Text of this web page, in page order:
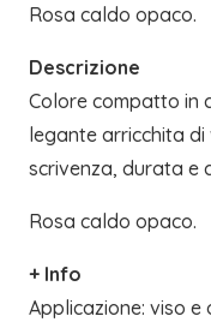
Rosa caldo opaco.
Descrizione
Colore compatto in
legante arricchita
scrivenza, durata e
Rosa caldo opaco.
+ Info
Applicazione: viso e